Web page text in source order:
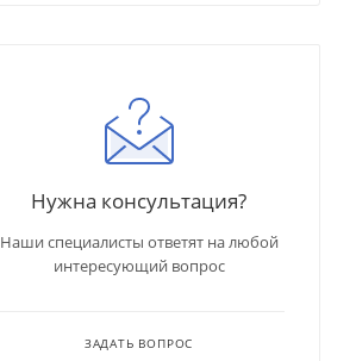
Нужна консультация?
Наши специалисты ответят на любой
интересующий вопрос
ЗАДАТЬ ВОПРОС